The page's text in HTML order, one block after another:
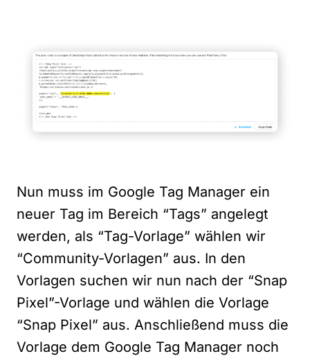
Nun muss im Google Tag Manager ein
neuer Tag im Bereich “Tags” angelegt
werden, als “Tag-Vorlage” wählen wir
“Community-Vorlagen” aus. In den
Vorlagen suchen wir nun nach der “Snap
Pixel”-Vorlage und wählen die Vorlage
“Snap Pixel” aus. Anschließend muss die
Vorlage dem Google Tag Manager noch